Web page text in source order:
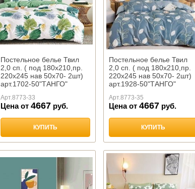
Постельное белье Твил
2,0 сп. ( под 180х210,пр.
220х245 нав 50х70- 2шт)
арт.1702-50"ТАНГО"
Арт.8773-33
Цена от4667 руб.
КУПИТЬ
Постельное белье Твил
2,0 сп. ( под 180х210,пр.
220х245 нав 50х70- 2шт)
арт.1928-50"ТАНГО"
Арт.8773-35
Цена от 4667руб.
КУПИТЬ